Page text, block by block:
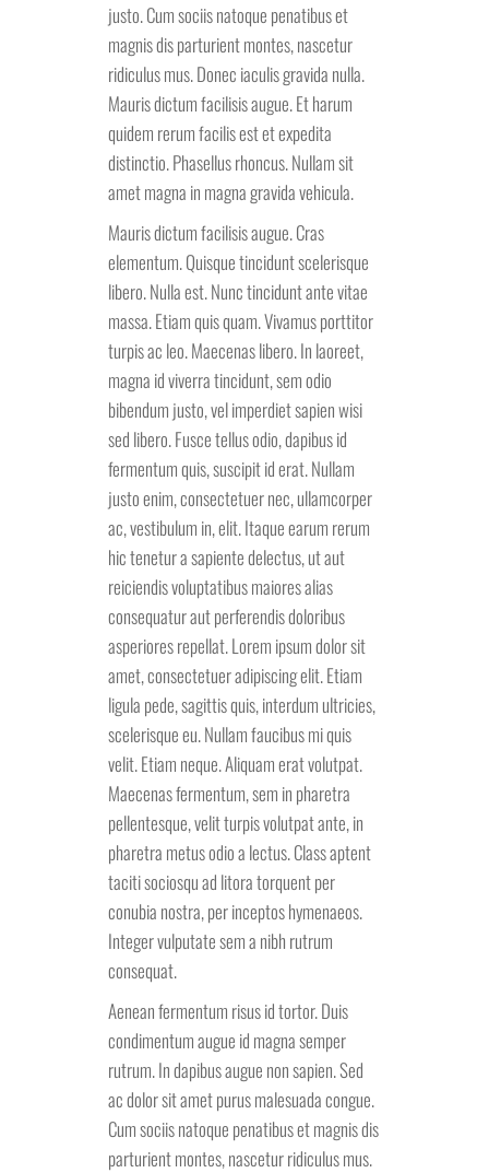
justo. Cum sociis natoque penatibus et
magnis dis parturient montes, nascetur
ridiculus mus. Donec iaculis gravida nulla.
Mauris dictum facilisis augue. Et harum
quidem rerum facilis est et expedita
distinctio. Phasellus rhoncus. Nullam sit
amet magna in magna gravida vehicula.
Mauris dictum facilisis augue. Cras
elementum. Quisque tincidunt scelerisque
libero. Nulla est. Nunc tincidunt ante vitae
massa. Etiam quis quam. Vivamus porttitor
turpis ac leo. Maecenas libero. In laoreet,
magna id viverra tincidunt, sem odio
bibendum justo, vel imperdiet sapien wisi
sed libero. Fusce tellus odio, dapibus id
fermentum quis, suscipit id erat. Nullam
justo enim, consectetuer nec, ullamcorper
ac, vestibulum in, elit. Itaque earum rerum
hic tenetur a sapiente delectus, ut aut
reiciendis voluptatibus maiores alias
consequatur aut perferendis doloribus
asperiores repellat. Lorem ipsum dolor sit
amet, consectetuer adipiscing elit. Etiam
ligula pede, sagittis quis, interdum ultricies,
scelerisque eu. Nullam faucibus mi quis
velit. Etiam neque. Aliquam erat volutpat.
Maecenas fermentum, sem in pharetra
pellentesque, velit turpis volutpat ante, in
pharetra metus odio a lectus. Class aptent
taciti sociosqu ad litora torquent per
conubia nostra, per inceptos hymenaeos.
Integer vulputate sem a nibh rutrum
consequat.
Aenean fermentum risus id tortor. Duis
condimentum augue id magna semper
rutrum. In dapibus augue non sapien. Sed
ac dolor sit amet purus malesuada congue.
Cum sociis natoque penatibus et magnis dis
parturient montes, nascetur ridiculus mus.